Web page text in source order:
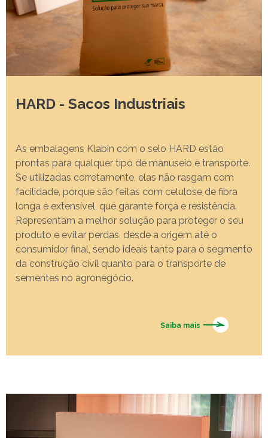
Klabin
HARD - Sacos Industriais
As embalagens Klabin com o selo HARD estão
prontas para qualquer tipo de manuseio e transporte.
Se utilizadas corretamente, elas não rasgam com
facilidade, porque são feitas com celulose de fibra
longa e extensível, que garante força e resistência.
Representam a melhor solução para proteger o seu
produto e evitar perdas, desde a origem até o
consumidor final, sendo ideais tanto para o segmento
da construção civil quanto para o transporte de
sementes no agronegócio.
Saiba mais